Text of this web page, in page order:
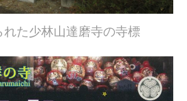
た少林山達磨寺の寺標